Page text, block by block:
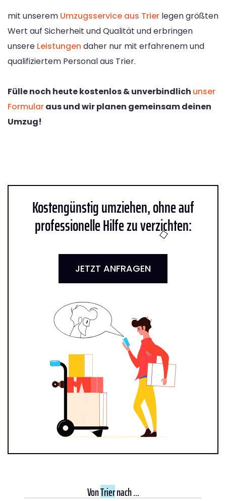
mit unserem Umzugsservice aus Trier legen größten
Wert auf Sicherheit und Qualität und erbringen
unsere Leistungen daher nur mit erfahrenem und
qualifiziertem Personal aus Trier.
Fülle noch heute kostenlos & unverbindlich unser
Formularaus und wir planen gemeinsam deinen
Umzug!
Kostengünstig umziehen, ohne auf
professionelle Hilfe zu verzichten:
JETZT ANFRAGEN
VonTriernach ...